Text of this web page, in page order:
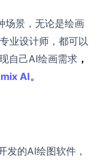
需求
巧
场景，无论是绘画
业设计师，都可以
自己AI绘画需求 ，
AI。
发的AI绘图软件，